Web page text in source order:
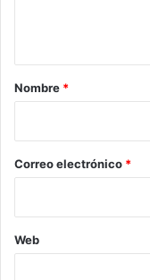
r
*
Nombre *
Correo electrónico *
Web